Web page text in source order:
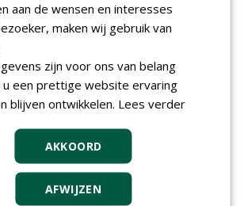
Proefveldmedewerker/
Chauffeur
zaden Nederland B.V.
06-08-2026, Ven-Zelderheide
Kasmedewerker (fulltime) bij
DSV zaden Nederland B.V.
Allround
magazijnmedewerker
(fulltime) bij DSV zaden
Nederland B.V.
aan de wensen en interesses
maken wij gebruik van
zijn voor ons van belang
u een prettige website ervaring
blijven ontwikkelen. Lees verder
AKKOORD
AFWIJZEN